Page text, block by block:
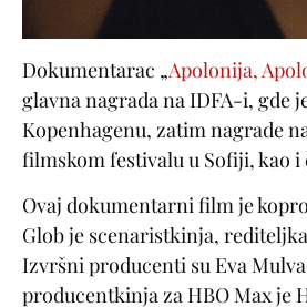
Dokumentarac „Apolonija,
glavna nagrada na IDFA-i, gde
Kopenhagenu, zatim nagrade
filmskom festivalu u Sofiji, kao
Ovaj dokumentarni film je
Glob je scenaristkinja,
Izvršni producenti su Eva
producentkinja za HBO Max je